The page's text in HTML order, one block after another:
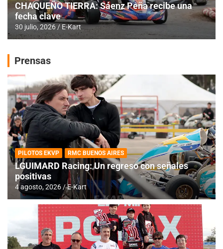
CHAQUEÑO TIERRA: Sáenz Peña recibe una
fecha clave
30 julio, 2026 E-Kart
Prensas
PILOTOS EKVP RMC BUENOS AIRES
LGUIMARD Racing: Un regreso con señales
positivas
4 agosto, 2026 E-Kart